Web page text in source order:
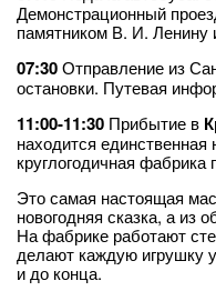
Демонстрационный
памятником В. И.
07:30Отправление из
остановки. Путевая
11:00-11:30 Прибытие в
находится
круглогодичная
Это самая настоящая
новогодняя сказка, а из
На фабрике работают
делают каждую игрушку
и до конца.